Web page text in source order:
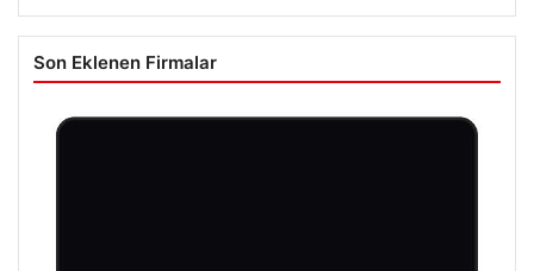
Son Eklenen Firmalar